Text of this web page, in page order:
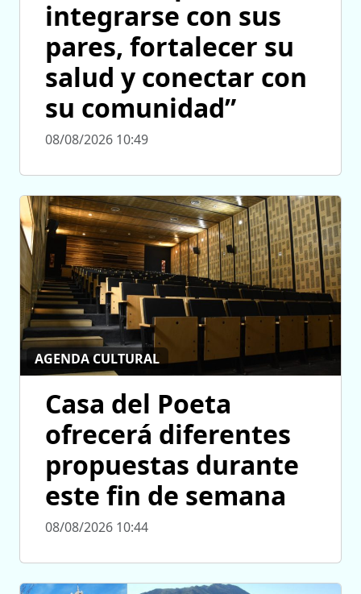
integrarse con sus
pares, fortalecer su
salud y conectar con
su comunidad”
08/08/2026 10:49
AGENDA CULTURAL
Casa del Poeta
ofrecerá diferentes
propuestas durante
este fin de semana
08/08/2026 10:44